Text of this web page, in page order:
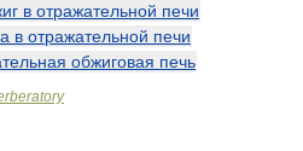
в отражательной печи
в отражательной печи
обжиговая печь